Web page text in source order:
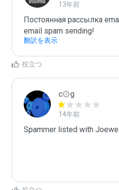
13年前
Постоянная рассылка
email spam sending!
翻訳を表示
役立つ
c۞g
14年前
Spammer listed with